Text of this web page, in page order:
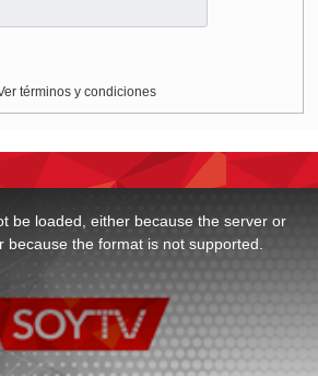
términos y condiciones
be loaded, either because the server or
because the format is not supported.